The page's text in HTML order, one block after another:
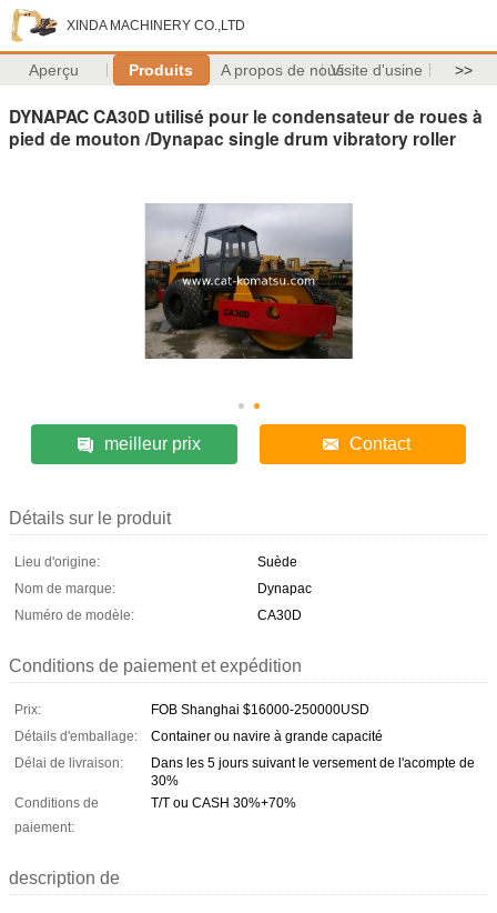
XINDA MACHINERY CO.,LTD
Aperçu Produits A propos de nousVisite d'usine >>
DYNAPAC CA30D utilisé pour le condensateur de roues à
pied de mouton /Dynapac single drum vibratory roller
meilleur prix Contact
Détails sur le produit
Lieu d'origine:
Suède
Nom de marque:
Dynapac
Numéro de modèle:
CA30D
Conditions de paiement et expédition
Prix:
FOB Shanghai $16000-250000USD
Détails d'emballage:
Container ou navire à grande capacité
Délai de livraison:
Dans les 5 jours suivant le versement de l'acompte de
30%
Conditions de
paiement:
T/T ou CASH 30%+70%
description de